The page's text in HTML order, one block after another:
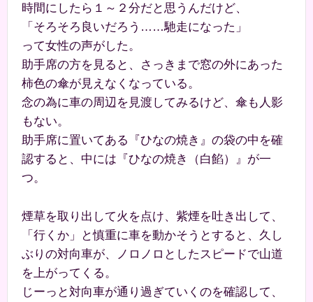
時間にしたら１～２分だと思うんだけど、
「そろそろ良いだろう……馳走になった」
って女性の声がした。
助手席の方を見ると、さっきまで窓の外にあった
柿色の傘が見えなくなっている。
念の為に車の周辺を見渡してみるけど、傘も人影
もない。
助手席に置いてある『ひなの焼き』の袋の中を確
認すると、中には『ひなの焼き（白餡）』が一
つ。
煙草を取り出して火を点け、紫煙を吐き出して、
「行くか」と慎重に車を動かそうとすると、久し
ぶりの対向車が、ノロノロとしたスピードで山道
を上がってくる。
じーっと対向車が通り過ぎていくのを確認して、